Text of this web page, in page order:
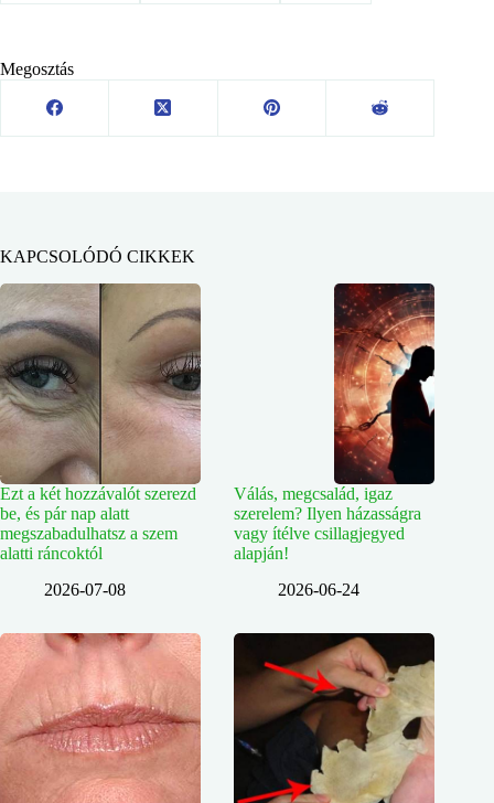
Megosztás
KAPCSOLÓDÓ CIKKEK
Ezt a két hozzávalót szerezd
be, és pár nap alatt
megszabadulhatsz a szem
alatti ráncoktól
2026-07-08
Válás, megcsalád, igaz
szerelem? Ilyen házasságra
vagy ítélve csillagjegyed
alapján!
2026-06-24